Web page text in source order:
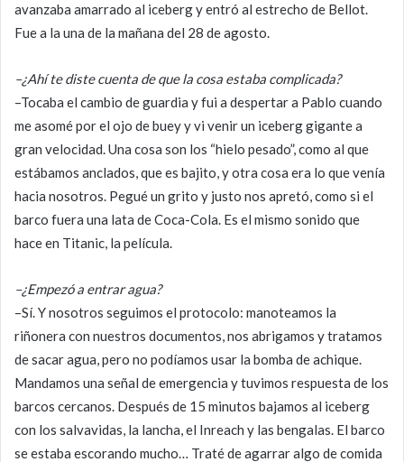
avanzaba amarrado al iceberg y entró al estrecho de Bellot.
Fue a la una de la mañana del 28 de agosto.
–¿Ahí te diste cuenta de que la cosa estaba complicada?
–Tocaba el cambio de guardia y fui a despertar a Pablo cuando
me asomé por el ojo de buey y vi venir un iceberg gigante a
gran velocidad. Una cosa son los “hielo pesado”, como al que
estábamos anclados, que es bajito, y otra cosa era lo que venía
hacia nosotros. Pegué un grito y justo nos apretó, como si el
barco fuera una lata de Coca-Cola. Es el mismo sonido que
hace en Titanic, la película.
–¿Empezó a entrar agua?
–Sí. Y nosotros seguimos el protocolo: manoteamos la
riñonera con nuestros documentos, nos abrigamos y tratamos
de sacar agua, pero no podíamos usar la bomba de achique.
Mandamos una señal de emergencia y tuvimos respuesta de los
barcos cercanos. Después de 15 minutos bajamos al iceberg
con los salvavidas, la lancha, el Inreach y las bengalas. El barco
se estaba escorando mucho… Traté de agarrar algo de comida